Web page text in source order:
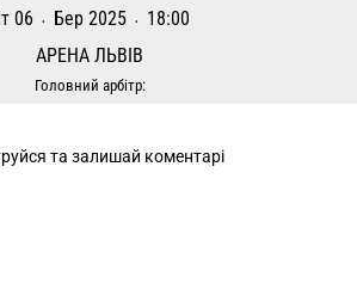
06 • Бер 2025 •
18:00
АРЕНА ЛЬВІВ
Головний арбітр: